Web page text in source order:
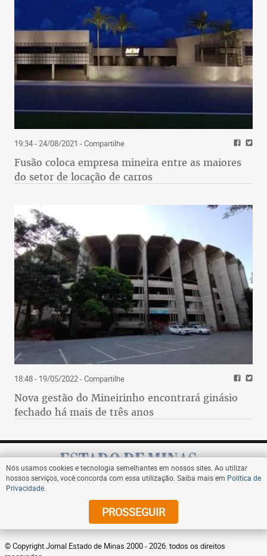
19:34 - 24/08/2021 - Compartilhe
Fusão coloca empresa mineira entre as maiores
do setor de locação de carros
18:48 - 19/05/2022- Compartilhe
Nova gestão do Mineirinho encontrará ginásio
fechado há mais de três anos
Assine
© Copyright Jornal Estado de Minas 2000 - 2026. todos os direitos
Nós usamos cookies e tecnologia semelhantes em nossos sites. Ao utilizar
nossos serviços, você concorda com essa utilização. Saiba mais em Política de
Privacidade
PROSSEGUIR